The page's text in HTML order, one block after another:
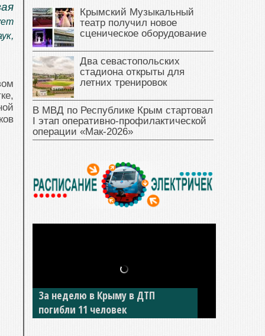
Крымский Музыкальный
театр получил новое
сценическое оборудование
Два севастопольских
стадиона открыты для
летних тренировок
В МВД по Республике Крым стартовал
I этап оперативно‑профилактической
операции «Мак‑2026»
За неделю в Крыму в ДТП
погибли 11 человек